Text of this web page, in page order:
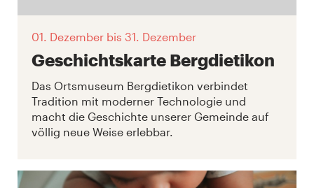
01. Dezember bis 31. Dezember
Geschichtskarte Bergdietikon
Das Ortsmuseum Bergdietikon verbindet
Tradition mit moderner Technologie und
macht die Geschichte unserer Gemeinde auf
völlig neue Weise erlebbar.